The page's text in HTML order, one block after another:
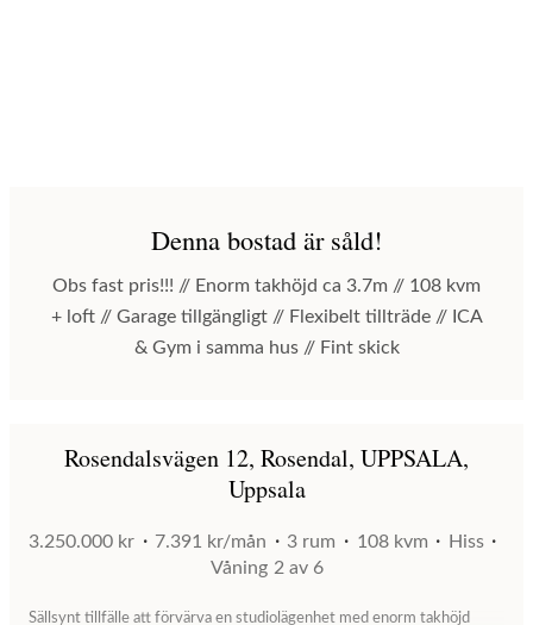
Denna bostad är såld!
Obs fast pris!!! // Enorm takhöjd ca 3.7m // 108 kvm
+ loft // Garage tillgängligt // Flexibelt tillträde // ICA
& Gym i samma hus // Fint skick
Rosendalsvägen 12, Rosendal, UPPSALA,
Uppsala
3.250.000 kr 7.391 kr/mån 3 rum 108 kvm
Hiss
Våning 2 av 6
Sällsynt tillfälle att förvärva en studiolägenhet med enorm takhöjd